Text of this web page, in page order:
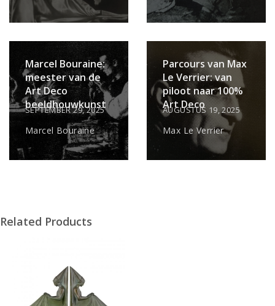
Marcel Bouraine:
meester van de
Art Deco
beeldhouwkunst
SEPTEMBER 29, 2025
Marcel Bouraine
Parcours van Max
Le Verrier: van
piloot naar 100%
Art Deco
AUGUSTUS 19, 2025
Max Le Verrier
Related Products